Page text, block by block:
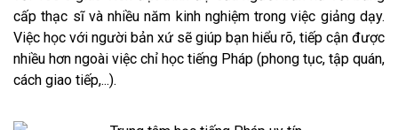
cấp thạc sĩ và nhiều năm kinh nghiệm trong việc giảng dạy.
Việc học với người bản xứ sẽ giúp bạn hiểu rõ, tiếp cận được
nhiều hơn ngoài việc chỉ học tiếng Pháp (phong tục, tập quán,
cách giao tiếp,...).